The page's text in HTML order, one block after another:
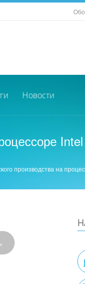
Новости
производства на